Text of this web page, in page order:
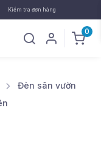
Kiểm tra đơn hàng
0
Đèn sân vườn